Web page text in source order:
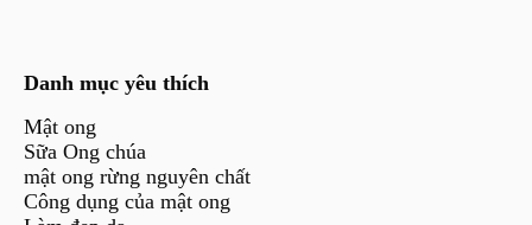
Danh mục yêu thích
Mật ong
Sữa Ong chúa
mật ong rừng nguyên chất
Công dụng của mật ong